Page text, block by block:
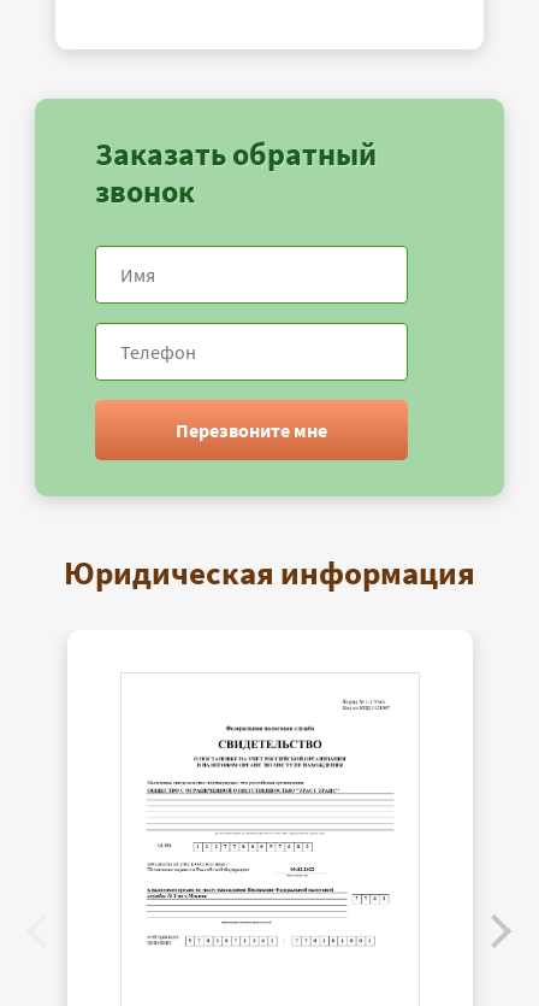
Заказать обратный
звонок
Перезвоните мне
Юридическая информация